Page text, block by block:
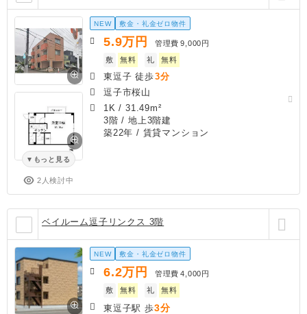
もっと見る
2人検討中
NEW 敷金・礼金ゼロ物件
5.9万円 管理費 9,000円
敷
無料 礼 無料
東逗子 徒歩3分
逗子市桜山
1K /31.49m²
3階 / 地上3階建
築22年 / 賃貸マンション
ベイルーム逗子リンクス 3階
NEW 敷金・礼金ゼロ物件
6.2万円 管理費 4,000円
敷
無料 礼 無料
東逗子駅 歩3分